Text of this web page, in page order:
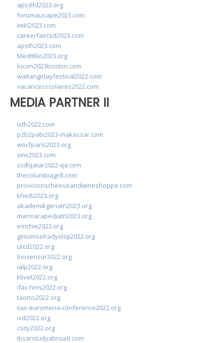
apsdfd2023.org
forumausape2023.com
imkl2023.com
careerfaircsd2023.com
apsth2023.com
MedItRio2023.org
lcicon2023boston.com
waitangidayfestival2022.com
vacancesscolaires2022.com
MEDIA PARTNER II
isth2022.com
p2b2pabi2023-makassar.com
wocfparis2023.org
sinc2023.com
scdlqatar2022-qa.com
thecolumbiagrill.com
provisionscheeseandwineshoppe.com
khedi2023.org
akademikgeriatri2023.org
marmarapediatri2023.org
emchie2023.org
girisimselradyoloji2022.org
utcd2022.org
biosensor2022.org
ialp2022.org
klivet2022.org
ifac-hms2022.org
taoms2022.org
iias-euromena-conference2022.org
ivd2022.org
csity2022.org
ibsarstudyabroad.com